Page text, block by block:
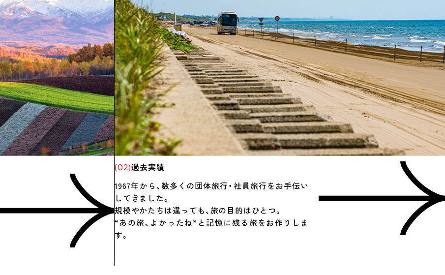
(02)過去実績
1967年から、 数多くの団体旅行・社員旅行をお手伝い
してきました。
規模やかたちは違っても、旅の目的はひとつ。
“あの旅、よかったね”と記憶に残る旅をお作りしま
す。